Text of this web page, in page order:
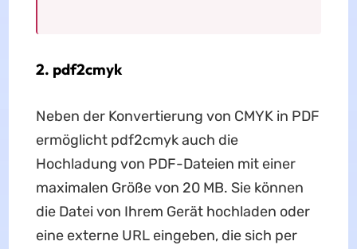
2. pdf2cmyk
Neben der Konvertierung von CMYK in PDF
ermöglicht pdf2cmyk auch die
Hochladung von PDF-Dateien mit einer
maximalen Größe von 20 MB. Sie können
die Datei von Ihrem Gerät hochladen oder
eine externe URL eingeben, die sich per